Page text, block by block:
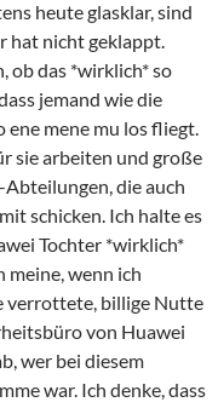
heute glasklar, sind
hat nicht geklappt.
ob das *wirklich* so
jemand wie die
ene mene mu los fliegt.
sie arbeiten und große
die auch
schicken. Ich halte es
Tochter *wirklich*
meine, wenn ich
verrottete, billige Nutte
von Huawei
wer bei diesem
war. Ich denke, dass